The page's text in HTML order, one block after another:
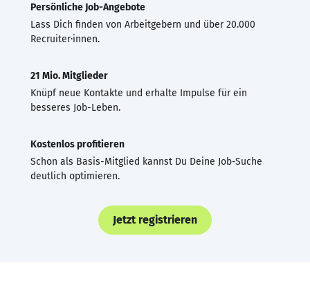
Persönliche Job-Angebote
Lass Dich finden von Arbeitgebern und über 20.000
Recruiter·innen.
21 Mio. Mitglieder
Knüpf neue Kontakte und erhalte Impulse für ein
besseres Job-Leben.
Kostenlos profitieren
Schon als Basis-Mitglied kannst Du Deine Job-Suche
deutlich optimieren.
Jetzt registrieren